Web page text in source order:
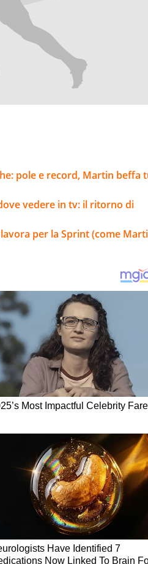
pole e record, Martin beffa
vedere in tv: il ritorno di
per la Sprint (come